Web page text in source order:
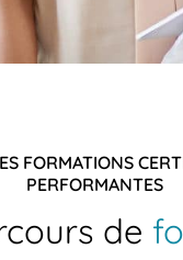
FORMATIONS
PERFORMANTES
de